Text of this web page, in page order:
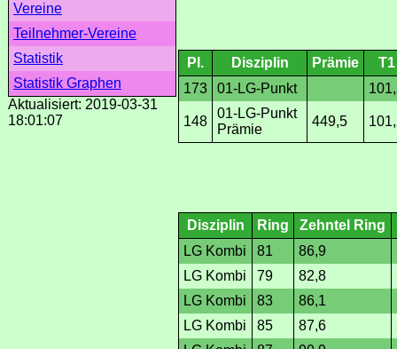
Vereine
Teilnehmer-Vereine
Statistik
Statistik Graphen
Aktualisiert: 2019-03-31
18:01:07
Pl. Disziplin Prämie
T1
173
01-LG-Punkt
148
01-LG-Punkt
Prämie
449,5
Disziplin Ring Zehntel Ring
LG Kombi
81 86,9
LG Kombi
79 82,8
LG Kombi
83 86,1
LG Kombi
85 87,6